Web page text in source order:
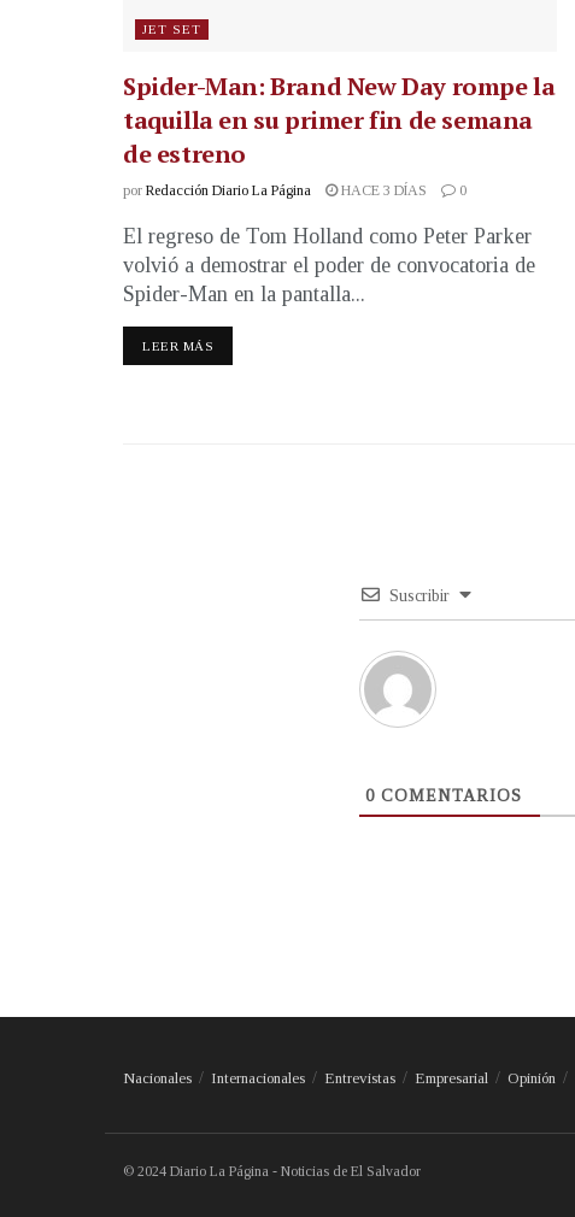
JET SET
Spider-Man: Brand New Day rompe la
taquilla en su primer fin de semana
de estreno
por Redacción Diario La Página HACE 3 DÍAS 0
El regreso de Tom Holland como Peter Parker
volvió a demostrar el poder de convocatoria de
Spider-Man en la pantalla...
LEER MÁS
Suscribir
0 COMENTARIOS
Nacionales Internacionales Entrevistas Empresarial Opinión
© 2024 Diario La Página - Noticias de El Salvador